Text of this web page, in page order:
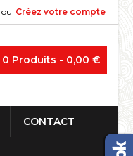
ou Créez votre compte
0 Produits - 0,00 €
CONTACT